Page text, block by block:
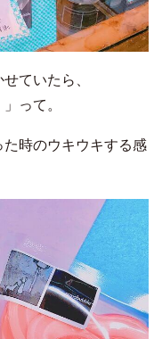
ていたら、
って。
時のウキウキする感